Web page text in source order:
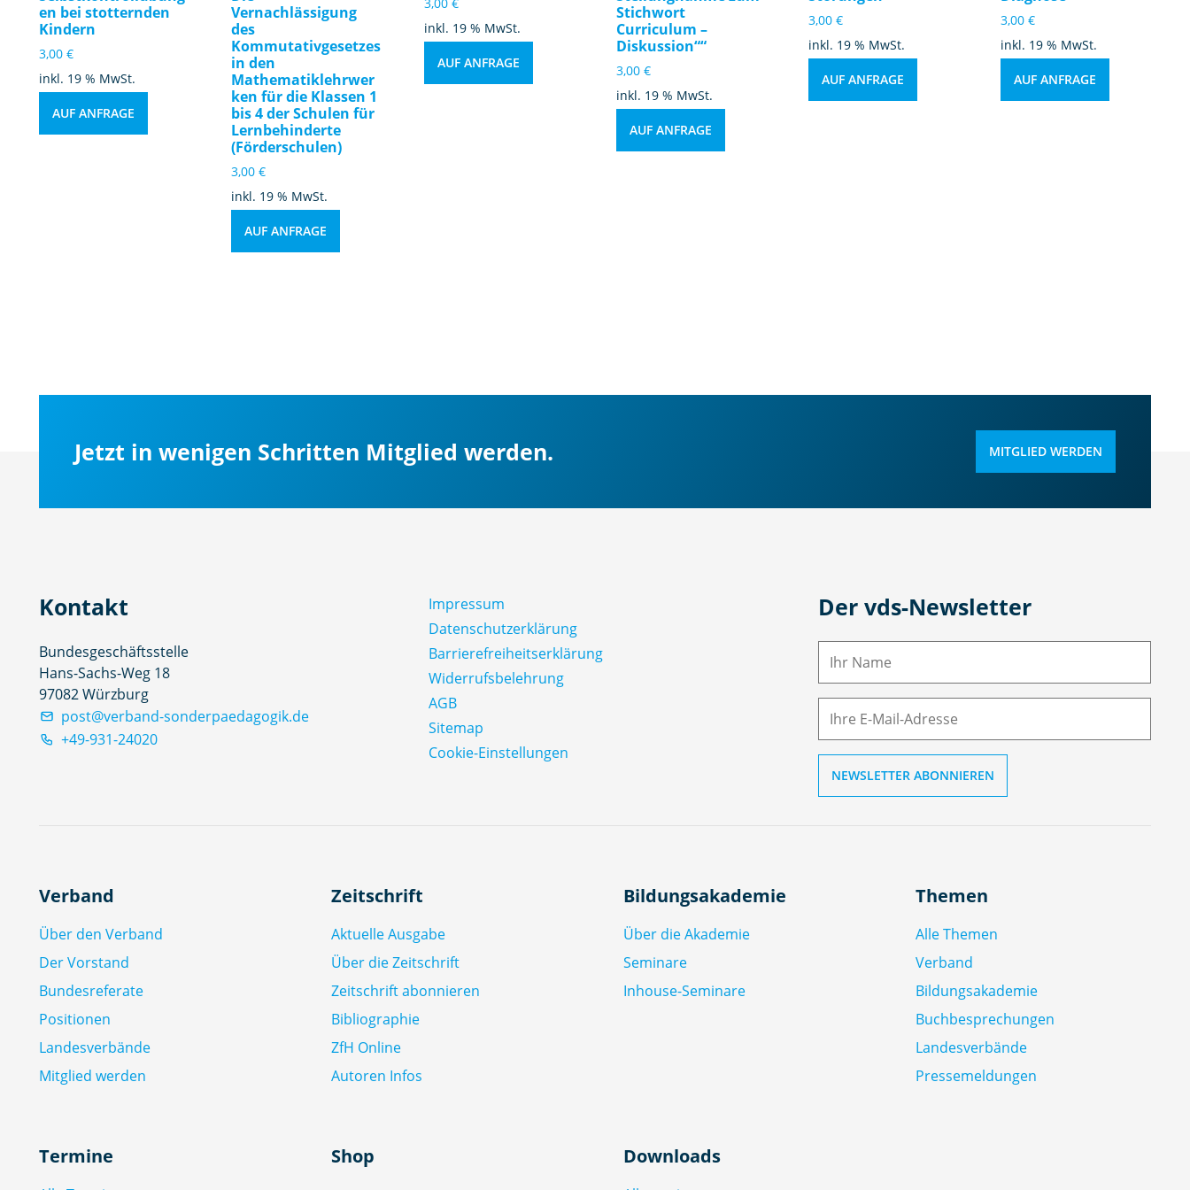
en bei stotternden
Kindern
3,00 €
inkl. 19 % MwSt.
AUF ANFRAGE
Vernachlässigung
des
Kommutativgesetzes
in den
Mathematiklehrwer
ken für die Klassen 1
bis 4 der Schulen für
Lernbehinderte
(Förderschulen)
3,00€
inkl. 19 % MwSt.
AUF ANFRAGE
inkl. 19 % MwSt.
AUF ANFRAGE
Stichwort
Curriculum –
Diskussion““
3,00 €
inkl. 19 % MwSt.
AUF ANFRAGE
3,00€
inkl. 19 % MwSt.
AUF ANFRAGE
3,00€
inkl. 19 % MwSt.
AUF ANFRAGE
Jetzt in wenigen Schritten Mitglied werden. MITGLIED WERDEN
Kontakt
Bundesgeschäftsstelle
Hans-Sachs-Weg 18
97082 Würzburg
post@verband-sonderpaedagogik.de
+49-931-24020
Impressum
Datenschutz­erklärung
Barrierefreiheitserklärung
Widerrufsbelehrung
AGB
Sitemap
Cookie-Einstellungen
Der vds-Newsletter
N
M
Verband
Über den Verband
Der Vorstand
Bundesreferate
Positionen
Landesverbände
Mitglied werden
Zeitschrift
Aktuelle Ausgabe
Über die Zeitschrift
Zeitschrift abonnieren
Bibliographie
ZfH Online
Autoren Infos
Bildungsakademie
Über die Akademie
Seminare
Inhouse-Seminare
Themen
Alle Themen
Verband
Bildungsakademie
Buchbesprechungen
Landesverbände
Pressemeldungen
Termine Shop Downloads